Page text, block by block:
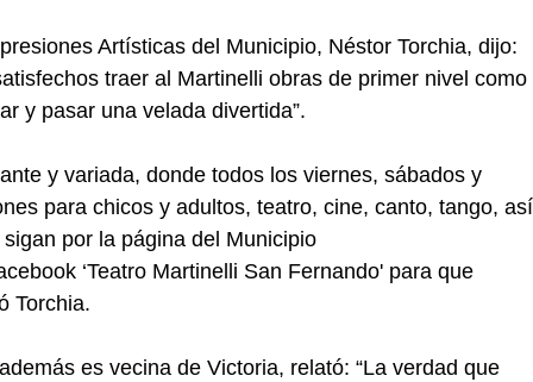
Artísticas del Municipio, Néstor Torchia, dijo:
traer al Martinelli obras de primer nivel como
y pasar una velada divertida”.
y variada, donde todos los viernes, sábados y
para chicos y adultos, teatro, cine, canto, tango, así
por la página del Municipio
‘Teatro Martinelli San Fernando' para que
Torchia.
es vecina de Victoria, relató: “La verdad que